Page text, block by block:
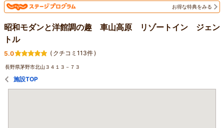
お得な特典をみる
昭和モダンと洋館調の趣 車山高原 リゾートイン ジェン
トル
5.0 ( クチコミ113件)
長野県茅野市北山３４１３－７３
施設TOP